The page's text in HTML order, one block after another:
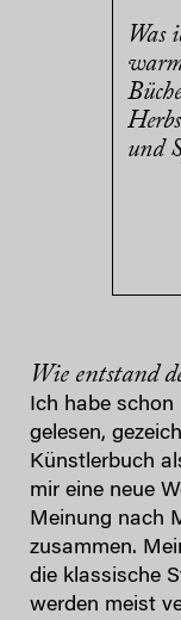
Was
und
Wie entstand
Ich habe
gelesen,
Künstlerbuch
mir eine neue
Meinung nach
zusammen.
die klassische
werden meist